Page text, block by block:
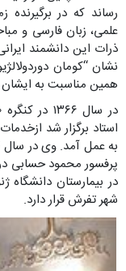
رساند که در
علمی، زبان فارسی و
ذرات این دانشمند
نشان “کومان
همین مناسبت به
استاد برگزار شد
در بیمارستان
شهر تفرش قرار دارد.